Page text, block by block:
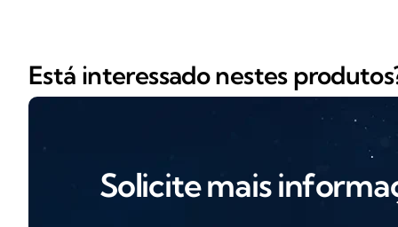
Está interessado nestes
Solicite mais